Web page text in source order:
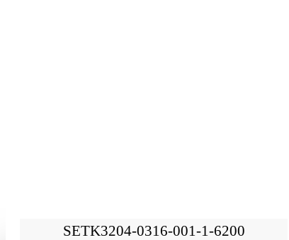
SETK3204-0316-001-1-6200